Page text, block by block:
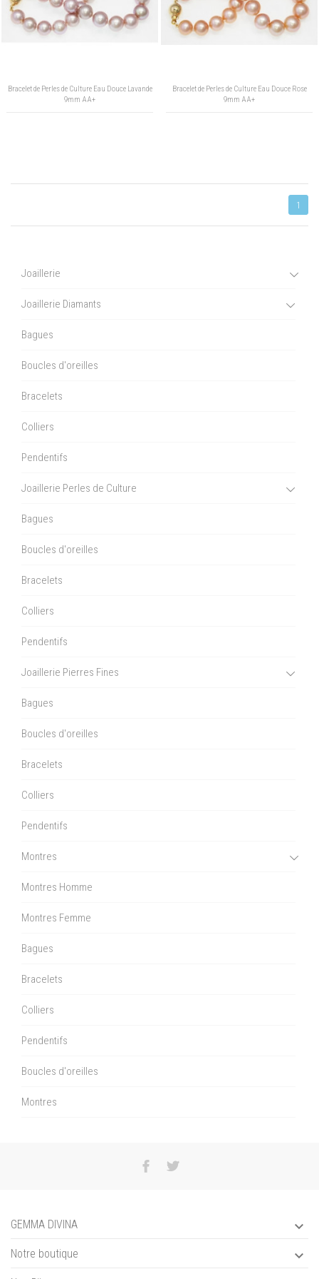
Joaillerie
Joaillerie Diamants
Bagues
Boucles d'oreilles
Bracelets
Colliers
Pendentifs
Joaillerie Perles de Culture
Bagues
Boucles d'oreilles
Bracelets
Colliers
Pendentifs
Joaillerie Pierres Fines
Bagues
Boucles d'oreilles
Bracelets
Colliers
Pendentifs
Montres
Montres Homme
Montres Femme
Bagues
Bracelets
Colliers
Pendentifs
Boucles d'oreilles
Montres
Bracelet de Perles de Culture Eau Douce Lavande
9mm AA+
Bracelet de Perles de Culture Eau Douce Rose
9mm AA+
1
GEMMA DIVINA 
Notre boutique 